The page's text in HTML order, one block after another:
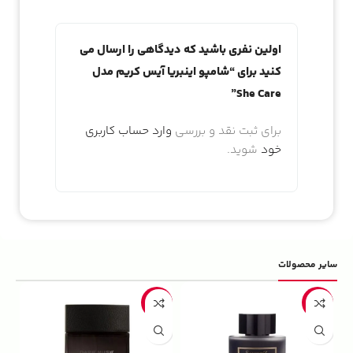
اولین نفری باشید که دیدگاهی را ارسال می
کنید برای “شامپو اینبریا آیس کریم مدل
She Care”
برای ثبت نقد و بررسی وارد حساب کاربری
خود شوید.
سایر محصولات
-13%
-22%